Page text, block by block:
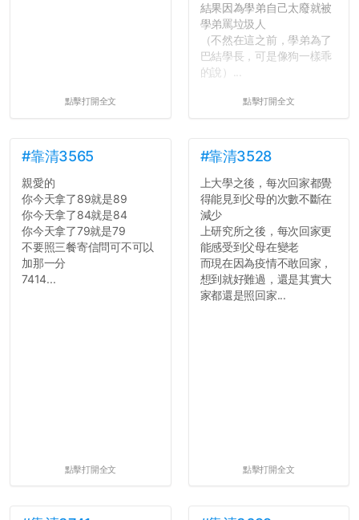
點擊打開全文
結果因為學弟自己太廢就被
學弟罵垃圾人
（不然在這之前，學弟為了
巴結學長，可是像狗一樣乖
的說）...
點擊打開全文
#靠清3565
親愛的
你今天拿了89就是89
你今天拿了84就是84
你今天拿了79就是79
不要照三餐寄信問可不可以
加那一分
7414...
點擊打開全文
#靠清3528
上大學之後，每次回家都覺
得能見到父母的次數不斷在
減少
上研究所之後，每次回家更
能感受到父母在變老
而現在因為疫情不敢回家，
想到就好難過，還是其實大
家都還是照回家...
點擊打開全文